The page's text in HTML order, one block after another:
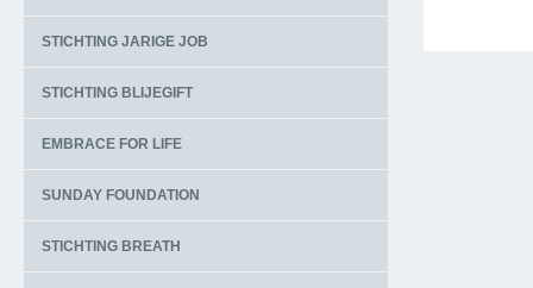
STICHTING JARIGE JOB
STICHTING BLIJEGIFT
EMBRACE FOR LIFE
SUNDAY FOUNDATION
STICHTING BREATH